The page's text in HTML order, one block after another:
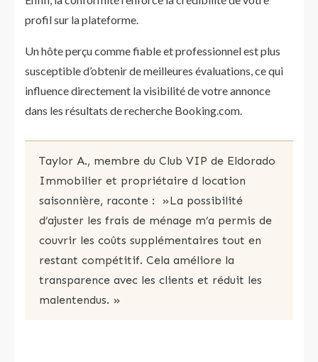
profil sur la plateforme.
Un hôte perçu comme fiable et professionnel est plus
susceptible d’obtenir de meilleures évaluations, ce qui
influence directement la visibilité de votre annonce
dans les résultats de recherche Booking.com.
Taylor A., membre du Club VIP de Eldorado
Immobilier et propriétaire d location
saisonnière, raconte : »La possibilité
d’ajuster les frais de ménage m’a permis de
couvrir les coûts supplémentaires tout en
restant compétitif. Cela améliore la
transparence avec les clients et réduit les
malentendus. »